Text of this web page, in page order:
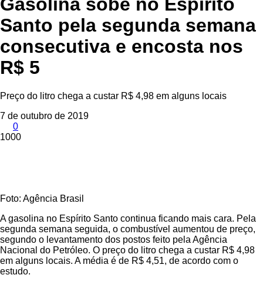
Gasolina sobe no Espírito
Santo pela segunda semana
consecutiva e encosta nos
R$ 5
Preço do litro chega a custar R$ 4,98 em alguns locais
7 de outubro de 2019
0
1000
Foto: Agência Brasil
A gasolina no Espírito Santo continua ficando mais cara. Pela
segunda semana seguida, o combustível aumentou de preço,
segundo o levantamento dos postos feito pela Agência
Nacional do Petróleo. O preço do litro chega a custar R$ 4,98
em alguns locais. A média é de R$ 4,51, de acordo com o
estudo.